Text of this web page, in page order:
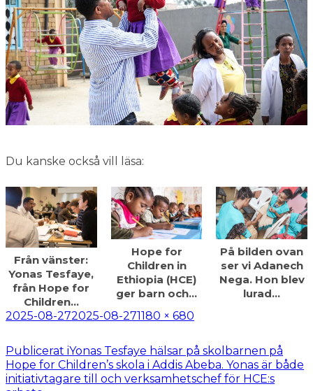
Du kanske också vill läsa:
Från vänster:
Yonas Tesfaye,
från Hope for
Children…
Hope for
Children in
Ethiopia (HCE)
ger barn och…
På bilden ovan
ser vi Adanech
Nega. Hon blev
lurad…
Postat
2025-08-272025-08-27Full
1180 × 680
Inläggsnavigering
Publicerat iYonas Tesfaye hälsar på skolbarnen på
Hope for Children’s skola i Addis Abeba. Yonas är både
initiativtagare till och verksamhetschef för HCE:s